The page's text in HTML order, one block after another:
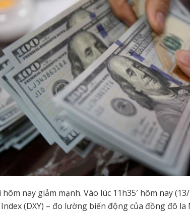
nay giảm mạnh. Vào lúc 11h35′ hôm nay
(DXY) – đo lường biến động của đồng đô la